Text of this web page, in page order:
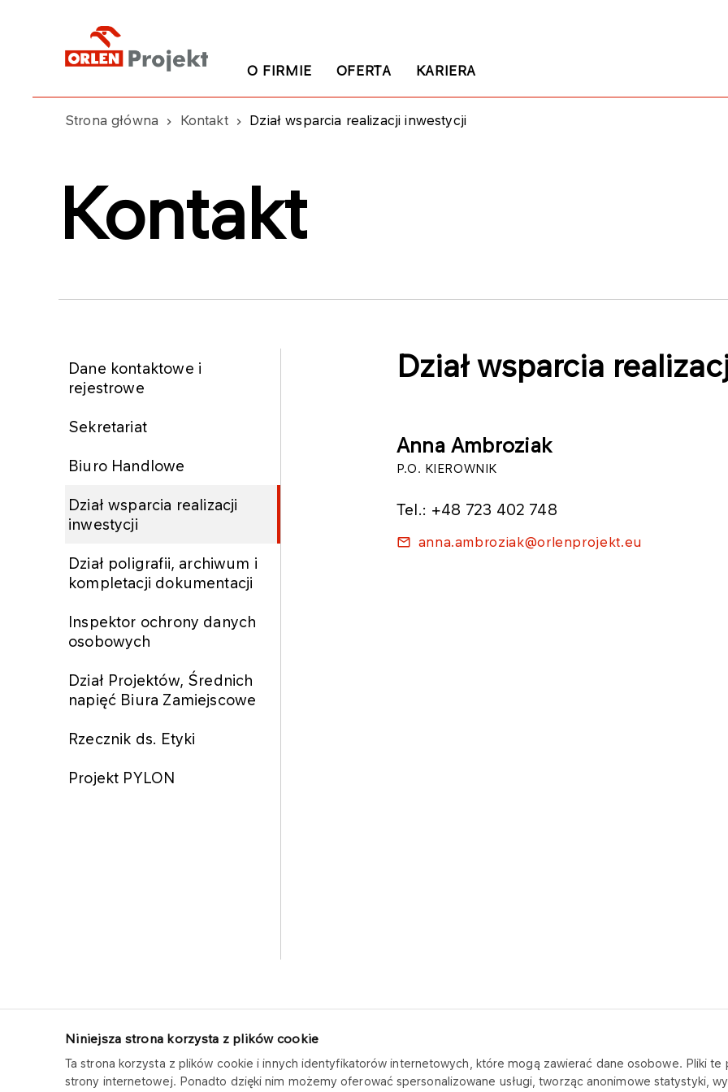
Niniejsza strona korzysta z plików cookie
Ta strona korzysta z plików cookie i innych identyfikatorów internetowych, które mogą zawierać dane osobowe. Pliki
strony internetowej. Ponadto dzięki nim możemy oferować spersonalizowane usługi, tworząc anonimowe statystyki,
O FIRMIE OFERTA KARIERA
Strona główna Kontakt Dział wsparcia realizacji inwestycji
Kontakt
Dane kontaktowe i
rejestrowe
Sekretariat
Biuro Handlowe
Dział wsparcia realizacji
inwestycji
Dział poligrafii, archiwum i
kompletacji dokumentacji
Inspektor ochrony danych
osobowych
Dział Projektów, Średnich
napięć Biura Zamiejscowe
Rzecznik ds. Etyki
Projekt PYLON
Dział wsparcia
Anna Ambroziak
P.O. KIEROWNIK
Tel.: +48 723 402 748
anna.ambroziak@orlenprojekt.eu
ORLEN PROJEKT SKONTAKTUJ SIĘ Z NAMI O FIRMIE